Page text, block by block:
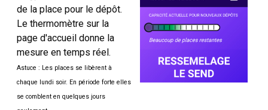
de la place pour le dépôt.
Le thermomètre sur la
page d'accueil donne la
mesure en temps réel.
Astuce : Les places se libèrent à
chaque lundi soir. En période forte elles
se comblent en quelques jours